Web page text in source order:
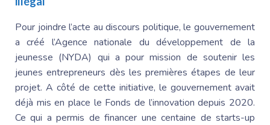
Pour joindre l’acte au discours politique, le gouvernement
a créé l’Agence nationale du développement de la
jeunesse (NYDA) qui a pour mission de soutenir les
jeunes entrepreneurs dès les premières étapes de leur
projet. A côté de cette initiative, le gouvernement avait
déjà mis en place le Fonds de l’innovation depuis 2020.
Ce qui a permis de financer une centaine de starts-up